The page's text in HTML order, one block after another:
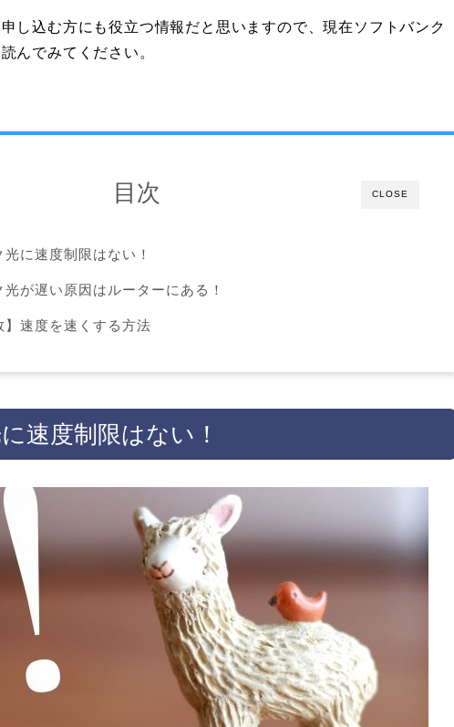
し込む方にも役立つ情報だと思いますので、現在ソフトバンク
んでみてください。
CLOSE
目次
に速度制限はない！
光が遅い原因はルーターにある！
】速度を速くする方法
速度制限はない！